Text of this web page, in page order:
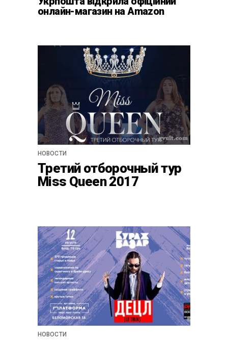
онлайн-магазин на Amazon
НОВОСТИ
Третий отборочный тур
Miss Queen 2017
НОВОСТИ